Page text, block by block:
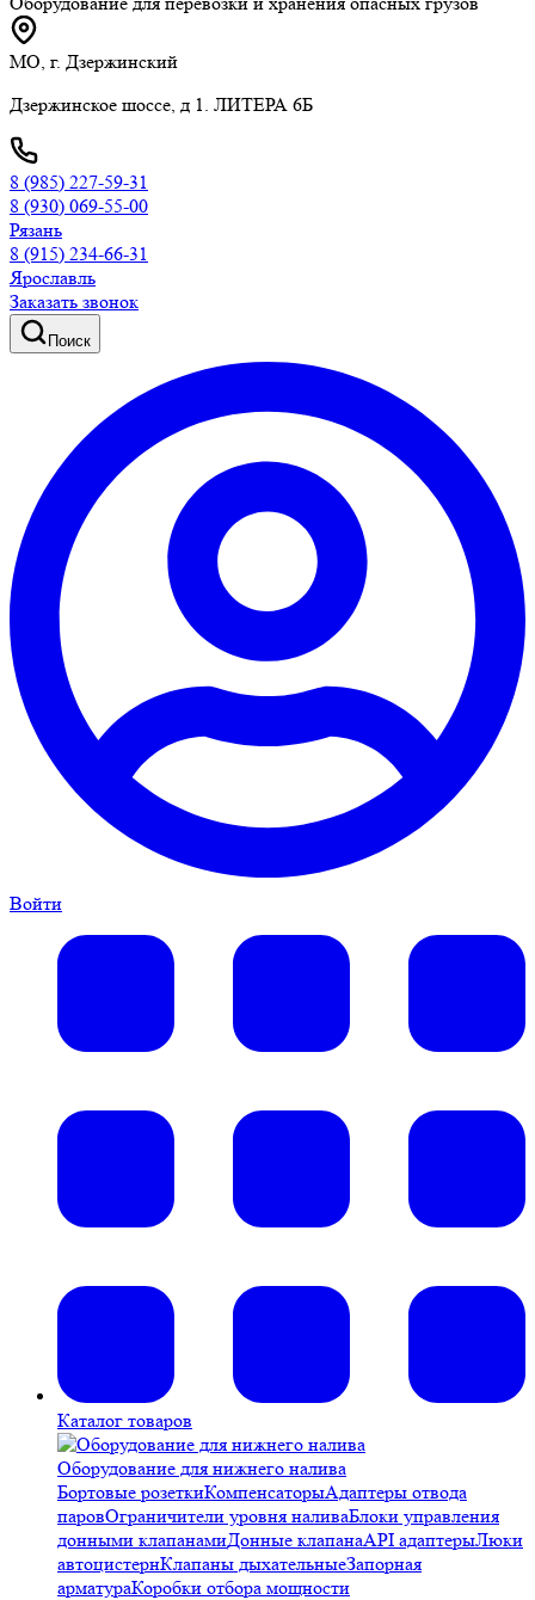
МО, г. Дзержинский
Дзержинское шоссе, д 1. ЛИТЕРА 6Б
8 (985) 227-59-31
8 (930) 069-55-00
Рязань
8 (915) 234-66-31
Ярославль
Заказать звонок
Поиск
Войти
Каталог товаров
Оборудование для нижнего налива
Бортовые розеткиКомпенсаторыАдаптеры отвода
паровОграничители уровня наливаБлоки управления
донными клапанамиДонные клапанаAPI адаптерыЛюки
автоцистернКлапаны дыхательныеЗапорная
арматураКоробки отбора мощности